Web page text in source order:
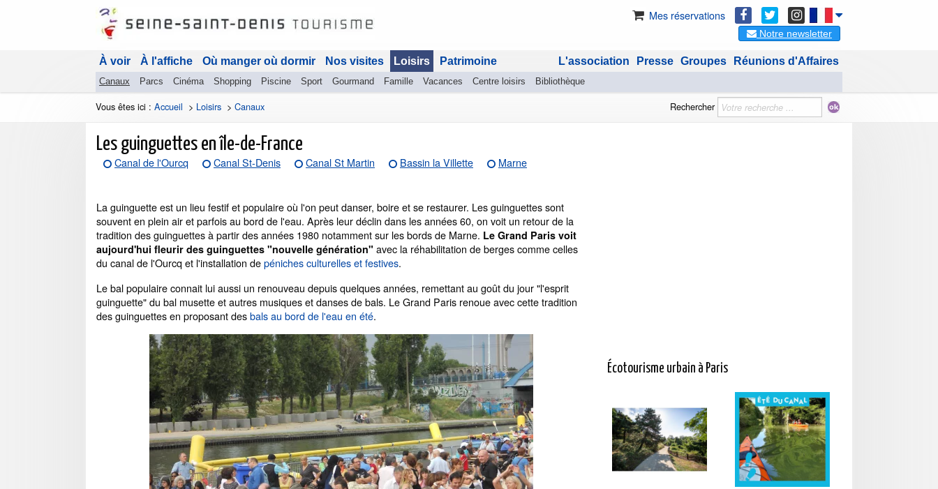
Mes réservations
Notre newsletter
À voir À l'affiche Où manger où dormir Nos visites Loisirs
Canaux Parcs Cinéma Shopping Piscine Sport Gourmand Famille Vacances Centre loisirs Bibliothèque
Patrimoine Réunions d'Affaires
Groupes
Presse
L'association
Vous êtes ici : Accueil > Loisirs > Canaux Rechercher
Les guinguettes en île-de-France
Canal de l'Ourcq Canal St-Denis Canal St Martin Bassin la Villette Marne
La guinguette est un lieu festif et populaire où l'on peut danser, boire et se restaurer. Les guinguettes sont
souvent en plein air et parfois au bord de l'eau. Après leur déclin dans les années 60, on voit un retour de la
tradition des guinguettes à partir des années 1980 notamment sur les bords de Marne. Le Grand Paris voit
aujourd'hui fleurir des guinguettes "nouvelle génération" avec la réhabilitation de berges comme celles
du canal de l'Ourcq et l'installation depéniches culturelles et festives.
Le bal populaire connait lui aussi un renouveau depuis quelques années, remettant au goût du jour "l'esprit
guinguette" du bal musette et autres musiques et danses de bals. Le Grand Paris renoue avec cette tradition
des guinguettes en proposant desbals au bord de l'eau en été.
Écotourisme urbain à Paris